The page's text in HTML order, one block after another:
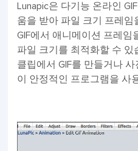
Lunapic은 다기능 온라인
움을 받아 파일 크기 프레임
GIF에서 애니메이션 프레임
파일 크기를 최적화할 수 있
클립에서 GIF를 만들거나
이 안정적인 프로그램을 사